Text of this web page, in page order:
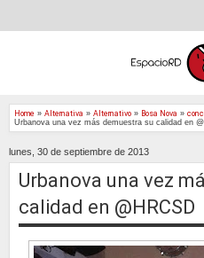
Home » Alternativa » Alternativo » Bosa Nova »
Urbanova una vez más demuestra su calidad en
lunes, 30 de septiembre de 2013
Urbanova una vez
calidad en @HRCSD